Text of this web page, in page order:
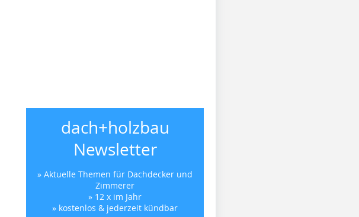
dach+holzbau
Newsletter
» Aktuelle Themen für Dachdecker und
Zimmerer
» 12 x im Jahr
» kostenlos & jederzeit kündbar